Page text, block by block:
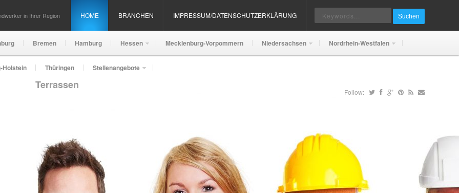
in Ihrer Region HOME BRANCHEN IMPRESSUM/DATENSCHUTZERKLÄRUNG Suchen
Bremen Hamburg Hessen Mecklenburg-Vorpommern Niedersachsen Nordrhein-Westfalen
Holstein Thüringen Stellenangebote
Follow:
Terrassen